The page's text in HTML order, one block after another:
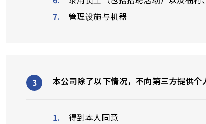
管理设施与机器
本公司除了以下情况，不向第三方提供个
得到本人同意